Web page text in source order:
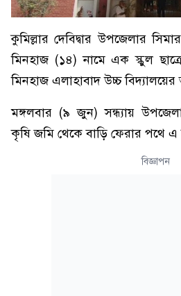
কুমিল্লার দেবিদ্বার উপজেলার
মিনহাজ (১৪) নামে এক স্কুল
মিনহাজ এলাহাবাদ উচ্চ বিদ্যালয়ের
মঙ্গলবার (৯ জুন) সন্ধ্যায়
কৃষি জমি থেকে বাড়ি ফেরার পথে এ
বিজ্ঞাপন